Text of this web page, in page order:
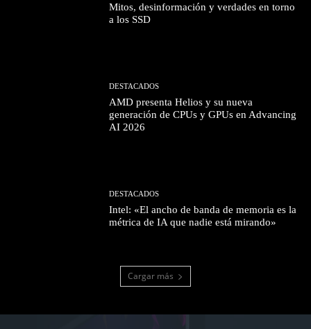
Mitos, desinformación y verdades en torno
a los SSD
DESTACADOS
AMD presenta Helios y su nueva
generación de CPUs y GPUs en Advancing
AI 2026
DESTACADOS
Intel: «El ancho de banda de memoria es la
métrica de IA que nadie está mirando»
Cargar más